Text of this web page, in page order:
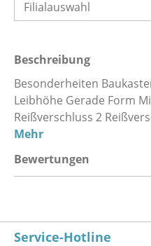
Beschreibung
Besonderheiten
Leibhöhe Gerade Form
Reißverschluss 2
Mehr
Bewertungen
Service-Hotline